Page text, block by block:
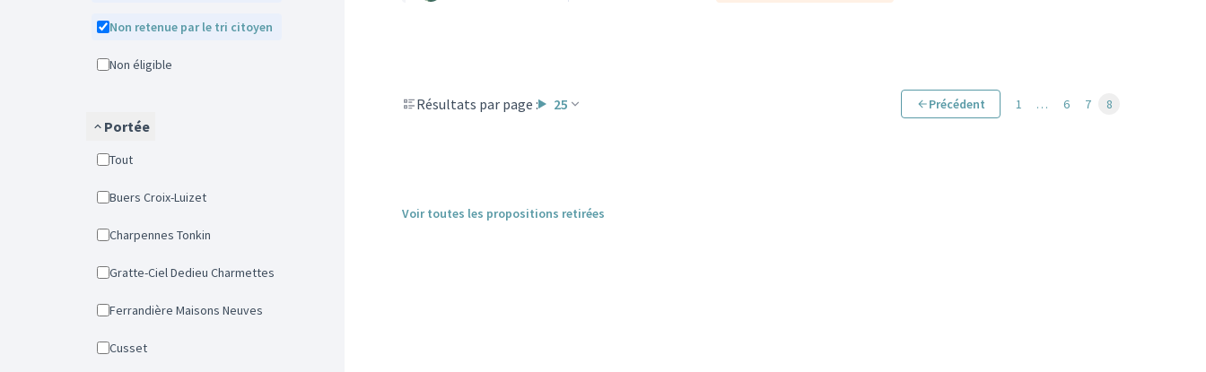
Non retenue par le tri citoyen
Non éligible
Portée
Tout
Buers Croix-Luizet
Charpennes Tonkin
Gratte-Ciel Dedieu Charmettes
Ferrandière Maisons Neuves
Cusset
Résultats par page : 25 Précédent 1 … 6 7 8
Voir toutes les propositions retirées